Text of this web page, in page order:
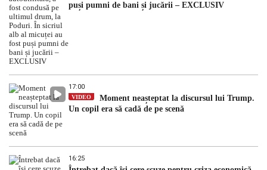
puși pumni de bani și jucării – EXCLUSIV
17:00
VIDEO
Moment neașteptat la discursul lui Trump.
Un copil era să cadă de pe scenă
16:25